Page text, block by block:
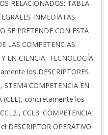
RELACIONADOS: TABLA
INMEDIATAS.
SE PRETENDE CON ESTA
LAS COMPETENCIAS:
EN CIENCIA, TECNOLOGÍA
los DESCRIPTORES
STEM4 COMPETENCIA EN
(CLL), concretamente los
, CCL3. COMPETENCIA
DESCRIPTOR OPERATIVO